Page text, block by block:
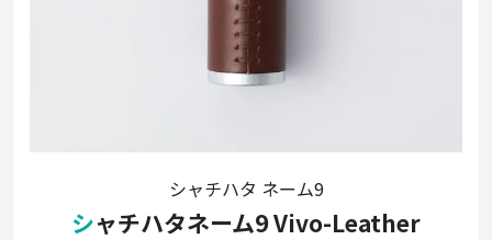
シャチハタ ネーム9
シャチハタネーム9 Vivo-Leather